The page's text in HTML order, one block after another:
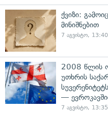
ქვიზი:
მინიშნებით
7 აგვისტო, 13:40
2008 წლის
უთხრის
—
7 აგვისტო, 13:35